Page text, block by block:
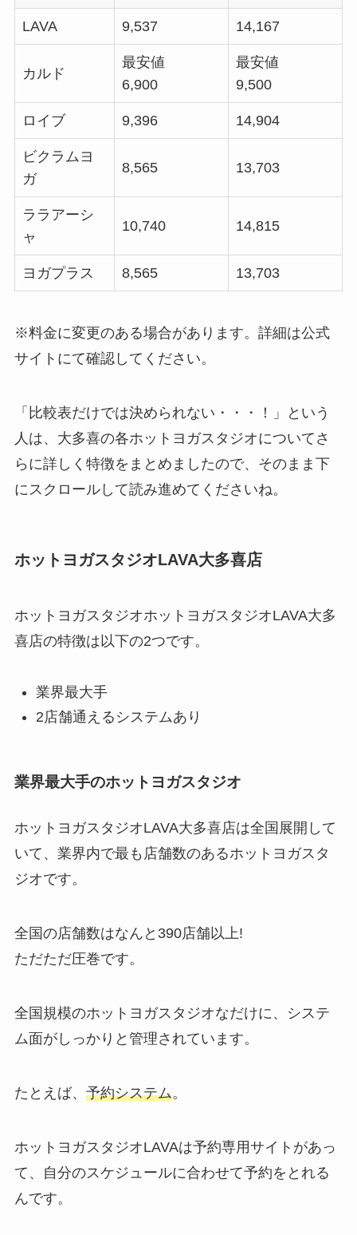
LAVA 9,537 14,167
カルド
最安値
6,900
最安値
9,500
ロイブ 9,396 14,904
ビクラムヨ
ガ
8,565 13,703
ララアーシ
ャ
10,740 14,815
ヨガプラス 8,565 13,703
※料金に変更のある場合があります。詳細は公式
サイトにて確認してください。
「比較表だけでは決められない・・・！」という
人は、大多喜の各ホットヨガスタジオについてさ
らに詳しく特徴をまとめましたので、そのまま下
にスクロールして読み進めてくださいね。
ホットヨガスタジオLAVA大多喜店
ホットヨガスタジオホットヨガスタジオLAVA大多
喜店の特徴は以下の2つです。
業界最大手
2店舗通えるシステムあり
業界最大手のホットヨガスタジオ
ホットヨガスタジオLAVA大多喜店は全国展開して
いて、業界内で最も店舗数のあるホットヨガスタ
ジオです。
全国の店舗数はなんと 390店舗以上!
ただただ圧巻です。
全国規模のホットヨガスタジオなだけに、システ
ム面がしっかりと管理されています。
たとえば、 予約システム。
ホットヨガスタジオLAVAは予約専用サイトがあっ
て、自分のスケジュールに合わせて予約をとれる
んです。